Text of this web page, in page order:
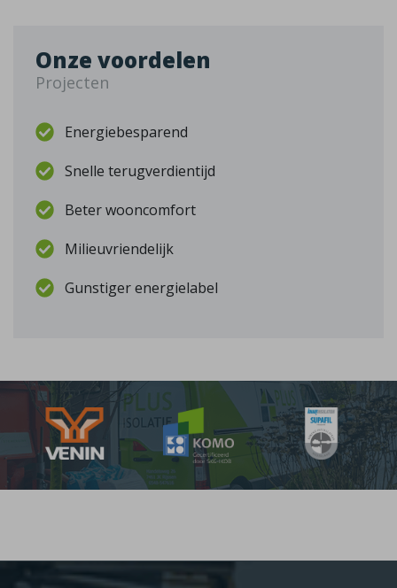
Onze voordelen
Projecten
Energiebesparend
Snelle terugverdientijd
Beter wooncomfort
Milieuvriendelijk
Gunstiger energielabel